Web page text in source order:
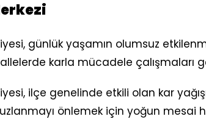
günlük yaşamın olumsuz
karla mücadele çalışmaları
ilçe genelinde etkili olan kar
önlemek için yoğun mesai